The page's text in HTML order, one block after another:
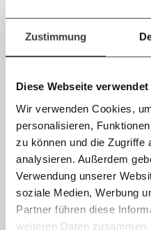
Zustimmung
Diese Webseite
Wir verwenden Cookies,
personalisieren,
zu können und die Zugriffe
analysieren. Außerdem
Verwendung unserer
soziale Medien, Werbung
Partner führen diese
weiteren Daten
Immer auf
bleiben mit
E-Mail-
Jetzt
einfach
teilen.
E-Mail
Whatsapp
Demokratie
Hebel der Macht: